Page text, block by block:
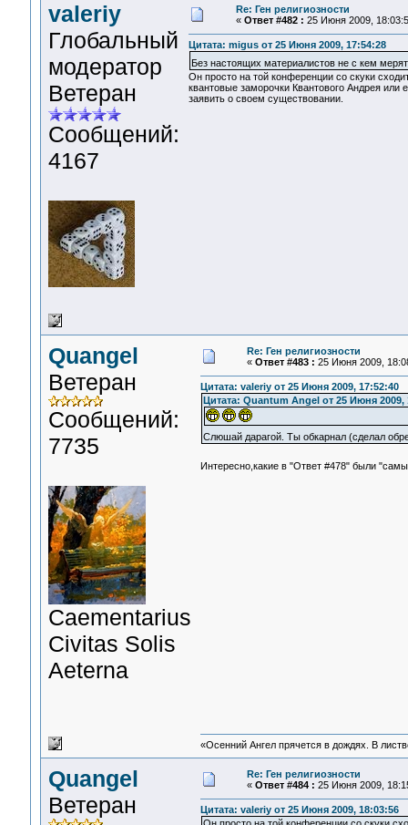
valeriy
Глобальный
модератор
Ветеран
Сообщений:
4167
Re: Ген религиозности
« Ответ #482 : 25 Июня 2009,
Цитата: migus от 25 Июня 2009, 17:54:28
Без настоящих материалистов не с кем
Он просто на той конференции со скуки
квантовые заморочки Квантового Андрея
заявить о своем существовании.
Quangel
Ветеран
Сообщений:
7735
Сaementarius
Civitas Solis
Aeterna
Re: Ген религиозности
« Ответ #483 : 25 Июня 2009,
Цитата: valeriy от 25 Июня 2009, 17:52:40
Цитата: Quantum Angel от 25 Июня 2009,
Слюшай дарагой. Ты обкарнал (сделал
Интересно,какие в "Ответ #478" были
«Осенний Ангел прячется в дождях. В
Quangel
Ветеран
Re: Ген религиозности
« Ответ #484 : 25 Июня 2009,
Цитата: valeriy от 25 Июня 2009, 18:03:56